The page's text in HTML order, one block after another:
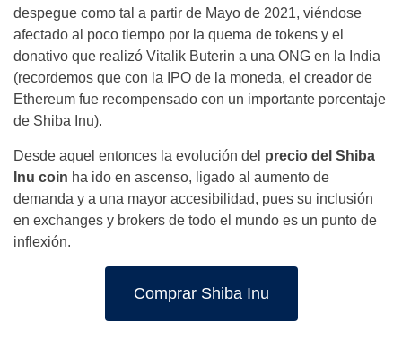
despegue como tal a partir de Mayo de 2021, viéndose
afectado al poco tiempo por la quema de tokens y el
donativo que realizó Vitalik Buterin a una ONG en la India
(recordemos que con la IPO de la moneda, el creador de
Ethereum fue recompensado con un importante porcentaje
de Shiba Inu).
Desde aquel entonces la evolución del precio del Shiba
Inu coin ha ido en ascenso, ligado al aumento de
demanda y a una mayor accesibilidad, pues su inclusión
en exchanges y brokers de todo el mundo es un punto de
inflexión.
Comprar Shiba Inu